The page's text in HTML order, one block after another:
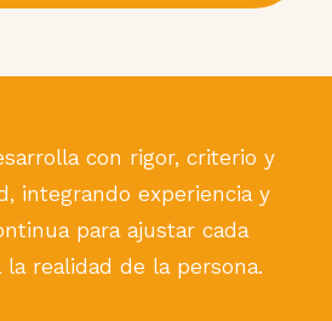
con rigor, criterio y
integrando experiencia y
para ajustar cada
realidad de la persona.